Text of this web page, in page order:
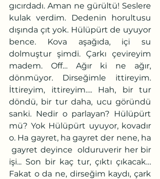
gıcırdadı. Aman ne gürültü! Seslere
kulak verdim. Dedenin horultusu
dışında çıt yok. Hülüpürt de uyuyor
bence. Kova aşağıda, içi su
dolmuştur şimdi. Çarkı çevireyim
madem. Off… Ağır ki ne ağır,
dönmüyor. Dirseğimle ittireyim.
İttireyim, ittireyim…. Hah, bir tur
döndü, bir tur daha, ucu göründü
sanki. Nedir o parlayan? Hülüpürt
mü? Yok Hülüpürt uyuyor, kovadır
o. Ha gayret, ha gayret der nene, ha
gayret deyince  olduruverir her bir
işi... Son bir kaç tur, çıktı çıkacak…
Fakat o da ne, dirseğim kaydı, çark